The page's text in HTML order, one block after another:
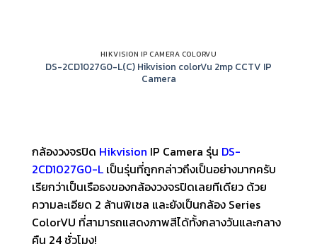
HIKVISION IP CAMERA COLORVU
DS-2CD1027G0-L(C) Hikvision colorVu 2mp CCTV IP
Camera
กล้องวงจรปิด Hikvision IP Camera รุ่น DS-
2CD1027G0-L เป็นรุ่นที่ถูกกล่าวถึงเป็นอย่างมากครับ
เรียกว่าเป็นเรือธงของกล้องวงจรปิดเลยทีเดียว ด้วย
ความละเอียด 2 ล้านพิเซล และยังเป็นกล้อง Series
ColorVU ที่สามารถแสดงภาพสีได้ทั้งกลางวันและกลาง
คืน 24 ชั่วโมง!